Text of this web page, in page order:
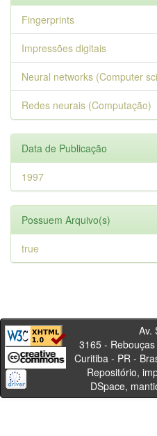
Fingerprints
Impressões digitais
Neural networks (Computer
Redes neurais (Computação)
Data de Publicação
1997
Possuem Arquivo(s)
true
Av. Sete
3165 -
Curitiba -
Repositório,
DSpace,